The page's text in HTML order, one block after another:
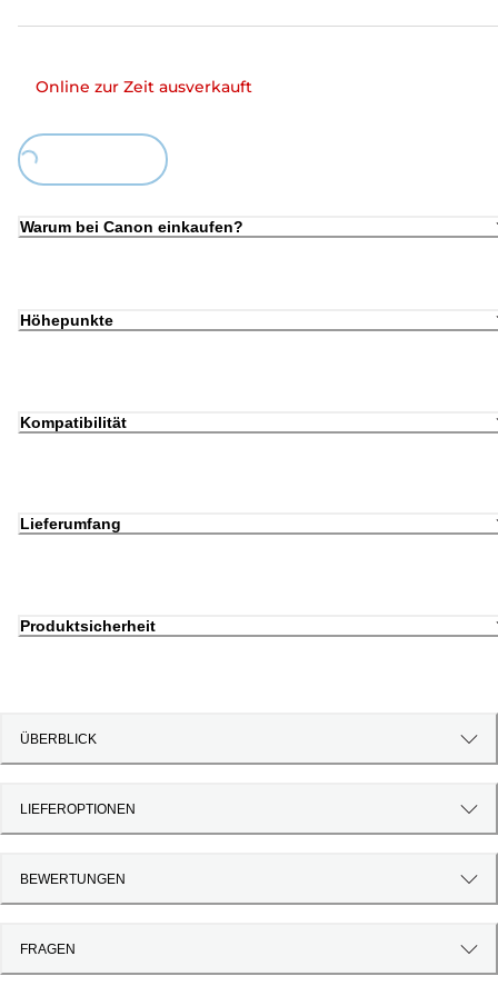
Online zur Zeit ausverkauft
Loading...
Warum bei Canon einkaufen?
Höhepunkte
Kompatibilität
Lieferumfang
Produktsicherheit
ÜBERBLICK
LIEFEROPTIONEN
BEWERTUNGEN
FRAGEN